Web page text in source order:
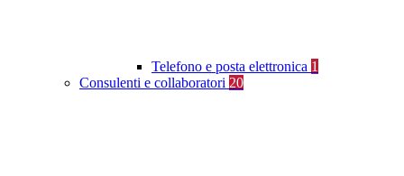
Telefono e posta elettronica 1
Consulenti e collaboratori 20